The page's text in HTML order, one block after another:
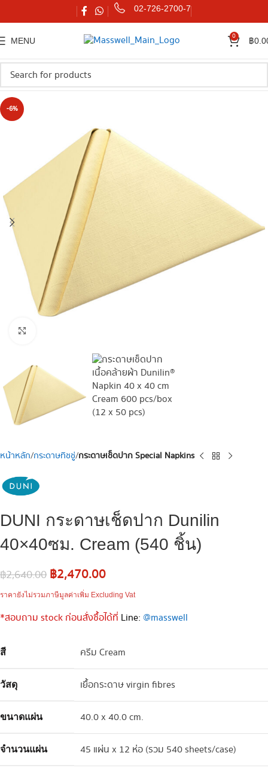
02-726-2700-7
MENU 0 ฿
-6%
หน้าหลัก กระดาษทิชชู่ กระดาษเช็ดปาก Special Napkins
DUNI กระดาษเช็ดปาก Dunilin
40×40ซม. Cream (540 ชิ้น)
฿2,640.00 ฿2,470.00
ราคายังไม่รวมภาษีมูลค่าเพิ่ม Excluding Vat
*สอบถาม stock ก่อนสั่งซื้อได้ที่ Line: @masswell
สี ครีม Cream
วัสดุ เยื้อกระดาษ virgin fibres
ขนาดแผ่น 40.0 x 40.0 cm.
จำนวนแผ่น 45 แผ่น x 12 ห่อ (รวม 540 sheets/case)